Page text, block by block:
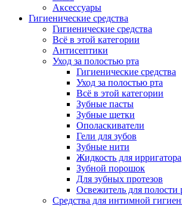
Аксессуары
Гигиенические средства
Гигиенические средства
Всё в этой категории
Антисептики
Уход за полостью рта
Гигиенические средства
Уход за полостью рта
Всё в этой категории
Зубные пасты
Зубные щетки
Ополаскиватели
Гели для зубов
Зубные нити
Жидкость для ирригатора
Зубной порошок
Для зубных протезов
Освежитель для полости
Средства для интимной